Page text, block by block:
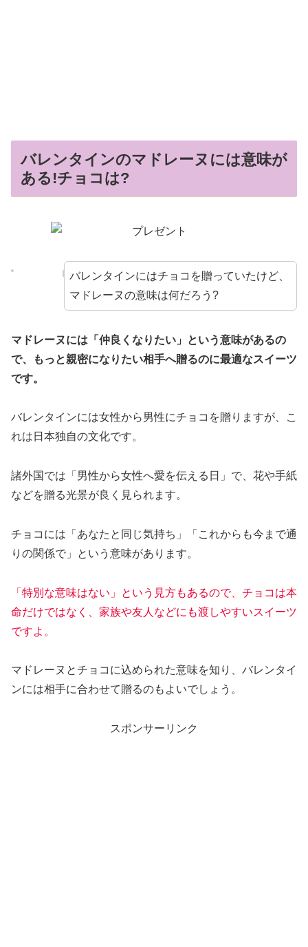
バレンタインのマドレーヌには意味が
ある!チョコは?
バレンタインにはチョコを贈っていたけど、
マドレーヌの意味は何だろう?
マドレーヌには「仲良くなりたい」という意味があるの
で、もっと親密になりたい相手へ贈るのに最適なスイーツ
です。
バレンタインには女性から男性にチョコを贈りますが、こ
れは日本独自の文化です。
諸外国では「男性から女性へ愛を伝える日」で、花や手紙
などを贈る光景が良く見られます。
チョコには「あなたと同じ気持ち」「これからも今まで通
りの関係で」という意味があります。
「特別な意味はない」という見方もあるので、チョコは本
命だけではなく、家族や友人などにも渡しやすいスイーツ
ですよ。
マドレーヌとチョコに込められた意味を知り、バレンタイ
ンには相手に合わせて贈るのもよいでしょう。
スポンサーリンク